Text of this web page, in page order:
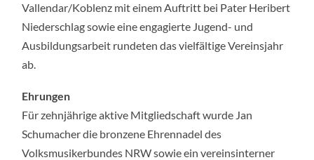
Vallendar/Koblenz mit einem Auftritt bei Pater Heribert
Niederschlag sowie eine engagierte Jugend- und
Ausbildungsarbeit rundeten das vielfältige Vereinsjahr
ab.
Ehrungen
Für zehnjährige aktive Mitgliedschaft wurde Jan
Schumacher die bronzene Ehrennadel des
Volksmusikerbundes NRW sowie ein vereinsinterner